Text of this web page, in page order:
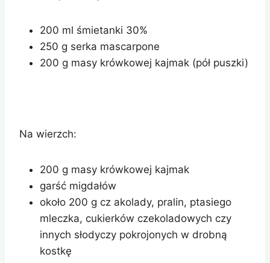
200 ml śmietanki 30%
250 g serka mascarpone
200 g masy krówkowej kajmak (pół puszki)
Na wierzch:
200 g masy krówkowej kajmak
garść migdałów
około 200 g cz akolady, pralin, ptasiego
mleczka, cukierków czekoladowych czy
innych słodyczy pokrojonych w drobną
kostkę